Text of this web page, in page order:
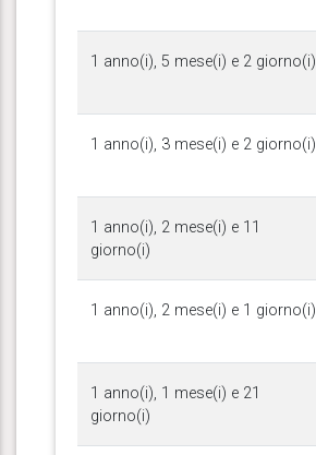
1 anno(i), 5 mese(i) e 2 giorno(i)
1 anno(i), 3 mese(i) e 2 giorno(i)
1 anno(i), 2 mese(i) e 11
giorno(i)
1 anno(i), 2 mese(i) e 1 giorno(i)
1 anno(i), 1 mese(i) e 21
giorno(i)